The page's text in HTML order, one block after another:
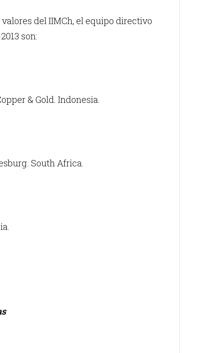
del IIMCh, el equipo directivo
son:
& Gold. Indonesia.
South Africa.